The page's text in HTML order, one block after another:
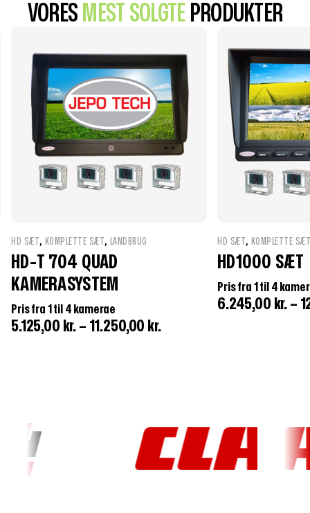
VORES MEST SOLGTE PRODUKTER
HD SÆT , KOMPLETTE SÆT , LANDBRUG
HD-T 704 QUAD
KAMERASYSTEM
Pris fra 1 til 4 kamerae
5.125,00 kr. – 11.250,00 kr.
HD SÆT , KOMPLETTE
HD1000 SÆT
Pris fra 1 til 4
6.245,00 kr. –